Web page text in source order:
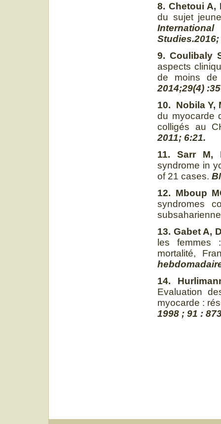
8. Chetoui
du sujet
Studies.2016;
9. Coulibaly
aspects
de moins
2014;29(4)
10.
Nobila Y,
du myocarde
colligés au
2011; 6:21.
11. Sarr
syndrome in
of 21 cases.
12. Mboup
syndromes
13. Gabet A,
les femmes
mortalité,
14.
Evaluation
myocarde :
1998 ; 91 :